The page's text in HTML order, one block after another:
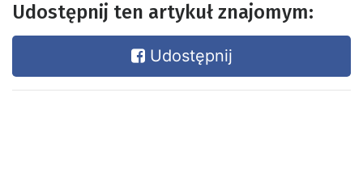
Udostępnij ten artykuł znajomym:
Udostępnij